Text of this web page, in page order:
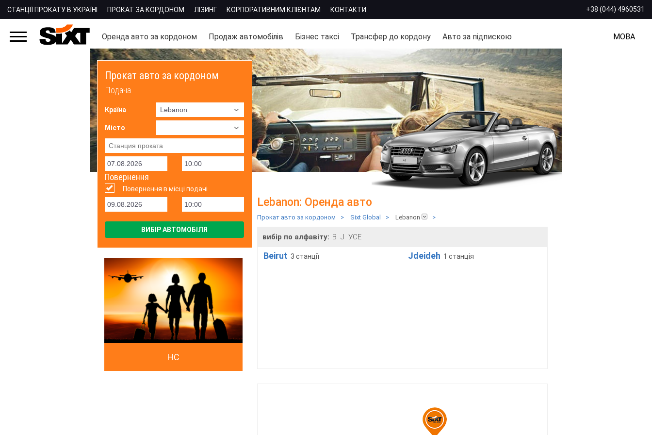
+38 (044) 4960531
СТАНЦІЇ ПРОКАТУ В УКРАЇНІ ПРОКАТ ЗА КОРДОНОМ ЛІЗИНГ КОРПОРАТИВНИМ КЛІЄНТАМ КОНТАКТИ
МОВА
Оренда авто за кордоном Продаж автомобілів Бізнес таксі Трансфер до кордону Авто за підпискою
Прокат авто за кордоном
Подача
Країна
Місто
Повернення
Повернення в місці подачі
ВИБІР АВТОМОБІЛЯ
HC
Lebanon: Оренда авто
Прокат авто за кордоном > Sixt Global > Lebanon >
вибір по алфавіту: B J УСЕ
Beirut 3 станції Jdeideh 1 станція